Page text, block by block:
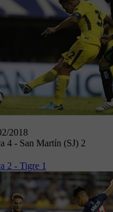
2018
4 - San Martín (SJ) 2
2 - Tigre 1